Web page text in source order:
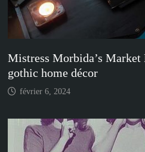
Mistress Morbida’s Market
gothic home décor
février 6, 2024